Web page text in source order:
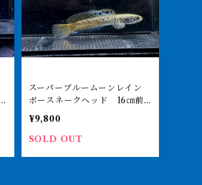
スーパーブルームーンレイン
ボースネークヘッド 16㎝前
後 オルナティピンニス
¥9,800
SOLD OUT